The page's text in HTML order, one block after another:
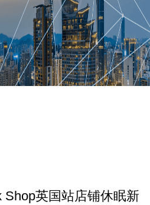
Shop英国站店铺休眠新